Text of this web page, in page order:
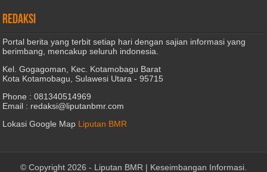
REDAKSI
Portal berita yang terbit setiap hari dengan sajian informasi yang
berimbang, mencakup seluruh indonesia.
Kel. Gogagoman, Kec. Kotamobagu Barat
Kota Kotamobagu, Sulawesi Utara - 95715
Phone : 081340514969
Email : redaksi@liputanbmr.com
Lokasi Google Map Liputan BMR
© Copyright 2026 - Liputan BMR | Keseimbangan Informasi